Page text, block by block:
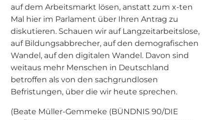
auf dem Arbeitsmarkt lösen, anstatt zum x-ten
Mal hier im Parlament über Ihren Antrag zu
diskutieren. Schauen wir auf Langzeitarbeitslose,
auf Bildungsabbrecher, auf den demografischen
Wandel, auf den digitalen Wandel. Davon sind
weitaus mehr Menschen in Deutschland
betroffen als von den sachgrundlosen
Befristungen, über die wir heute sprechen.
(Beate Müller-Gemmeke (BÜNDNIS 90/DIE